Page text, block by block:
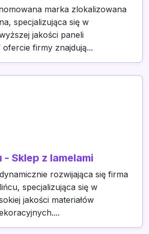
marka zlokalizowana
specjalizująca się w
jakości paneli
ofercie firmy znajdują...
- Sklep z lamelami
rozwijająca się firma
specjalizująca się w
jakości materiałów